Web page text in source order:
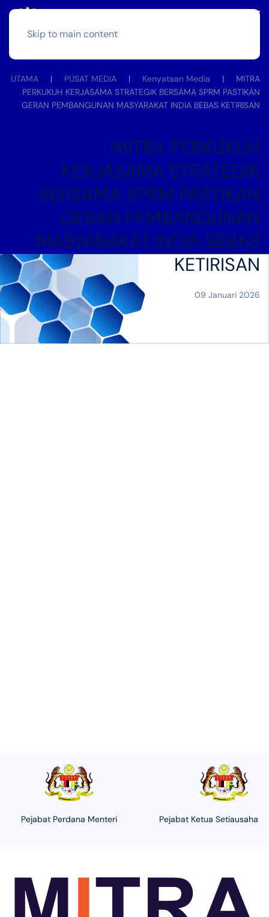
Skip to main content
UTAMA PUSAT MEDIA Kenyataan Media
MITRA
PERKUKUH KERJASAMA STRATEGIK BERSAMA SPRM PASTIKAN
GERAN PEMBANGUNAN MASYARAKAT INDIA BEBAS KETIRISAN
MITRA PERKUKUH
KERJASAMA STRATEGIK
BERSAMA SPRM PASTIKAN
GERAN PEMBANGUNAN
MASYARAKAT INDIA BEBAS
KETIRISAN
09 Januari 2026
Pejabat Perdana Menteri Pejabat Ketua Setiausaha